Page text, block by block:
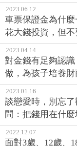
2023.06.12
車票保證金為什
花大錢投資，但
2023.04.14
對金錢有足夠認
做，為孩子培養財
2023.01.16
談戀愛時，別忘
問：把錢用在什
2022.12.07
面對3歲、12歲、